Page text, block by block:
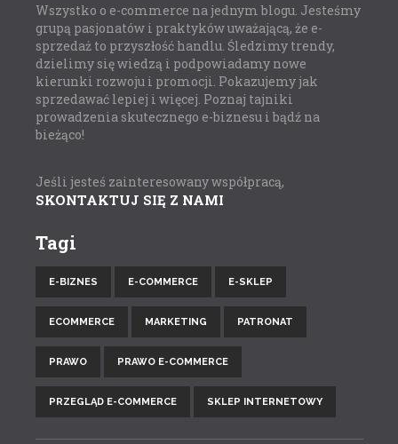
Wszystko o e-commerce na jednym blogu. Jesteśmy
grupą pasjonatów i praktyków uważającą, że e-
sprzedaż to przyszłość handlu. Śledzimy trendy,
dzielimy się wiedzą i podpowiadamy nowe
kierunki rozwoju i promocji. Pokazujemy jak
sprzedawać lepiej i więcej. Poznaj tajniki
prowadzenia skutecznego e-biznesu i bądź na
bieżąco!
Jeśli jesteś zainteresowany współpracą,
SKONTAKTUJ SIĘ Z NAMI
Tagi
E-BIZNES E-COMMERCE E-SKLEP
ECOMMERCE MARKETING PATRONAT
PRAWO PRAWO E-COMMERCE
PRZEGLĄD E-COMMERCE SKLEP INTERNETOWY